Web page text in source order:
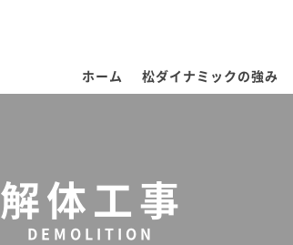
ホーム 松ダイナミックの強み
解体工事
DEMOLITION